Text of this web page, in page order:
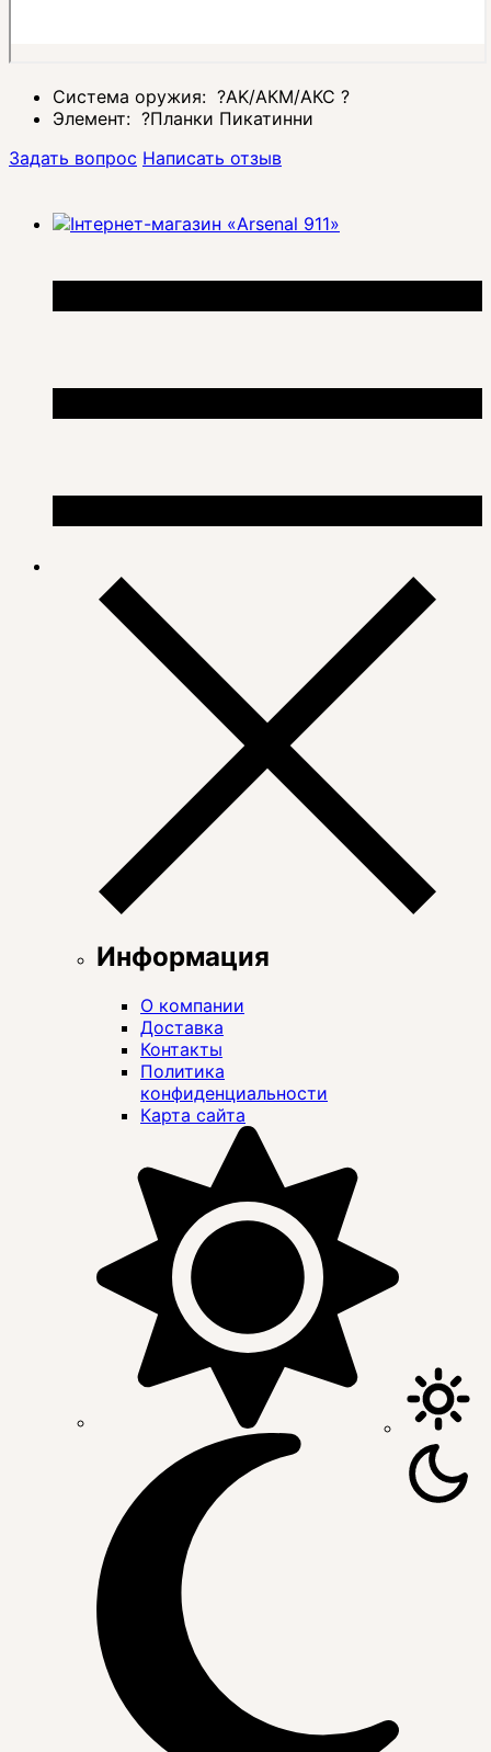
Система оружия: ?AK/АКМ/АКС ?
Элемент: ?Планки Пикатинни
Задать вопрос Написать отзыв
Информация
О компании
Доставка
Контакты
Политика
конфиденциальности
Карта сайта